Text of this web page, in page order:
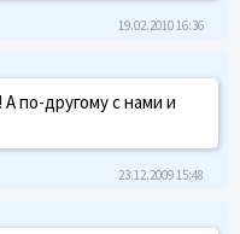
19.02.2010 16:36
по-другому с нами и
23.12.2009 15:48